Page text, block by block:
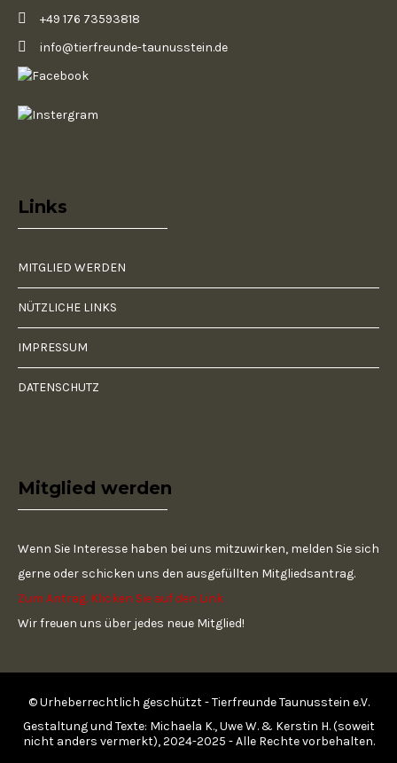
+49 176 73593818
info@tierfreunde-taunusstein.de
Links
MITGLIED WERDEN
NÜTZLICHE LINKS
IMPRESSUM
DATENSCHUTZ
Mitglied werden
Wenn Sie Interesse haben bei uns mitzuwirken, melden Sie sich
gerne oder schicken uns den ausgefüllten Mitgliedsantrag.
Zum Antrag. Klicken Sie auf den Link
Wir freuen uns über jedes neue Mitglied!
© Urheberrechtlich geschützt - Tierfreunde Taunusstein e.V.
Gestaltung und Texte: Michaela K., Uwe W. & Kerstin H. (soweit
nicht anders vermerkt), 2024-2025 - Alle Rechte vorbehalten.